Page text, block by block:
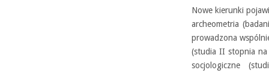
Nowe kierunki
archeometria
prowadzona
(studia II stopnia na
socjologiczne